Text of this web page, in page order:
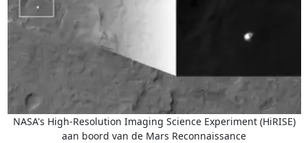
NASA's High-Resolution Imaging Science Experiment (HiRISE)
aan boord van de Mars Reconnaissance